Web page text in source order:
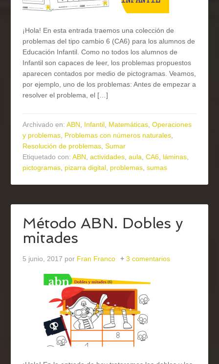
¡Hola! En esta entrada traemos una colección de
problemas del tipo cambio 6 (CA6) para los alumnos de
Educación Infantil. Como no todos los alumnos de
Infantil son capaces de leer, los problemas propuestos
aparecen contados por medio de pictogramas. Veamos,
por ejemplo, uno de los problemas: Antes de empezar a
resolver el problema, el […]
Archivado en:ABN, Infantil, Matemáticas,Operaciones
y problemas, Problemas con números naturales,
Resolución de problemas,Sumar
Etiquetado con:ABN,actividades,aula,CA6, láminas,
pictogramas, pizarra digital, problemas,sumas
Método ABN. Dobles y
mitades
5 junio, 2017 por Fran Franco 3 comentarios